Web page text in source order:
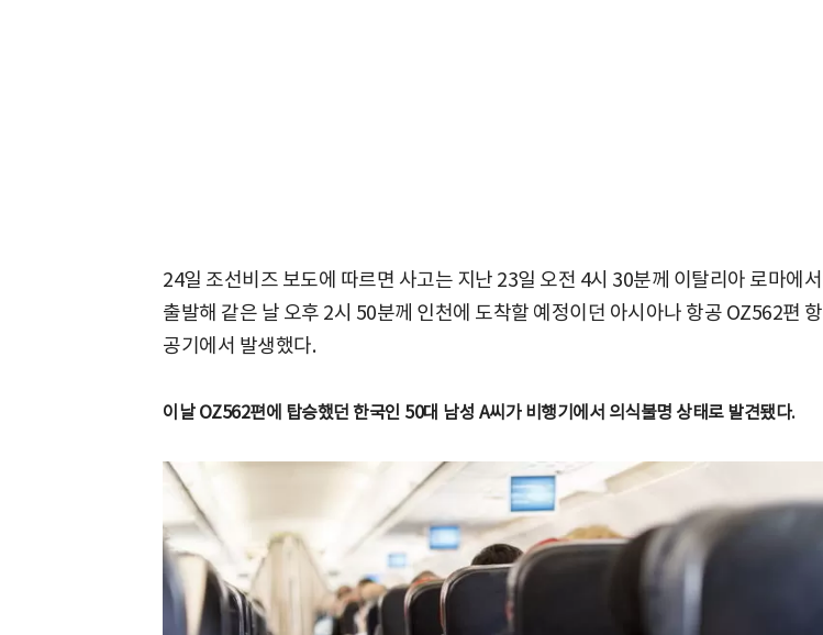
24일 조선비즈 보도에 따르면 사고는 지난 23일 오전 4시 30분께 이탈리아 로마에서
출발해 같은 날 오후 2시 50분께 인천에 도착할 예정이던 아시아나 항공 OZ562편 항
공기에서 발생했다.
이날 OZ562편에 탑승했던 한국인 50대 남성 A씨가 비행기에서 의식불명 상태로 발견됐다.